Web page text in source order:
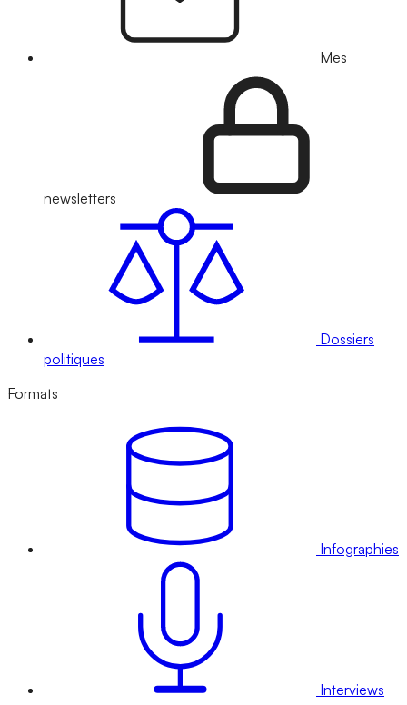
Mes
newsletters
Dossiers
politiques
Formats
Infographies
Interviews